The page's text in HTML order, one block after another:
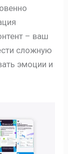
– ваш
сложную
эмоции и